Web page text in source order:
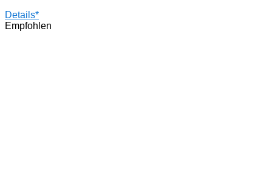
Details*
Empfohlen